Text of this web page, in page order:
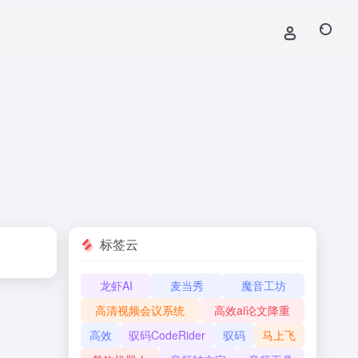
标签云
龙虾AI 麦当秀
魔音工坊
高清视频会议系统
高效ai论文降重
高效
驭码CodeRider 驭码
马上飞